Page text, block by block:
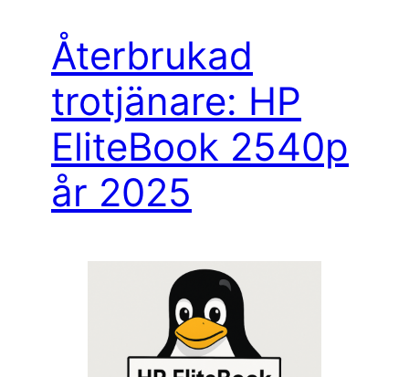
Återbrukad
trotjänare: HP
EliteBook 2540p
år 2025